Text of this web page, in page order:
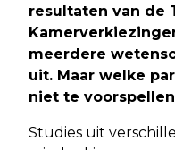
resultaten van de
meerdere
uit. Maar welke
niet te
Studies uit